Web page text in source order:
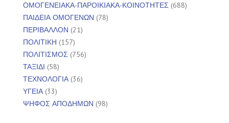
ΟΜΟΓΕΝΕΙΑΚΑ-ΠΑΡΟΙΚΙΑΚΑ-ΚΟΙΝΟΤΗΤΕΣ (688)
ΠΑΙΔΕΙΑ ΟΜΟΓΕΝΩΝ (78)
ΠΕΡΙΒΑΛΛΟΝ (21)
ΠΟΛΙΤΙΚΗ (157)
ΠΟΛΙΤΙΣΜΟΣ (756)
ΤΑΞΙΔΙ (58)
ΤΕΧΝΟΛΟΓΙΑ(36)
ΥΓΕΙΑ(33)
ΨΗΦΟΣ ΑΠΟΔΗΜΩΝ (98)